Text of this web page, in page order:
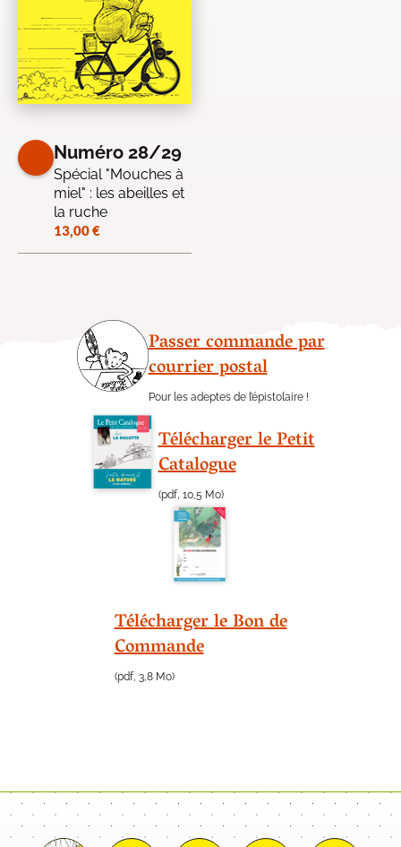
Numéro 28/29
Spécial "Mouches à
miel" : les abeilles et
la ruche
13,00€
Passer commande par
courrier postal
Pour les adeptes de l’épistolaire !
Télécharger le Petit
Catalogue
(pdf, 10,5 Mo)
Télécharger le Bon de
Commande
(pdf, 3,8 Mo)